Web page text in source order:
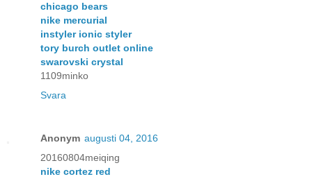
chicago bears
nike mercurial
instyler ionic styler
tory burch outlet online
swarovski crystal
1109minko
Svara
Anonym augusti 04, 2016
20160804meiqing
nike cortez red